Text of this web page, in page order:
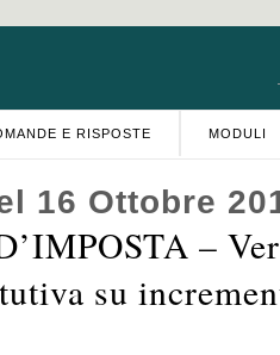
E RISPOSTE MODULI
16 Ottobre
–
su